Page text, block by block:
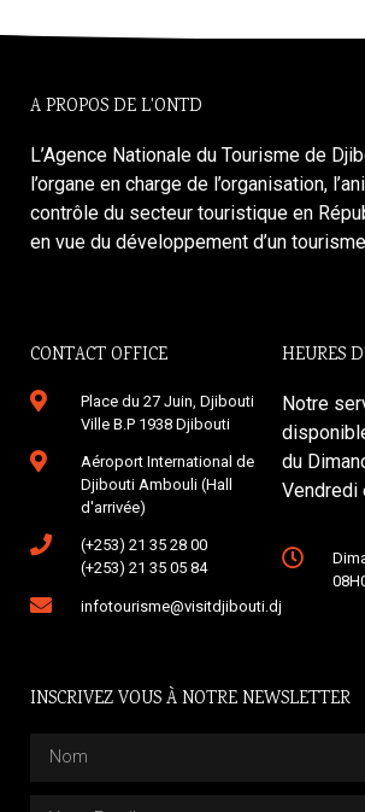
A PROPOS DE L'ONTD
L’Agence Nationale du Tourisme de
l’organe en charge de l’organisation,
contrôle du secteur touristique en
en vue du développement d’un
CONTACT OFFICE
Place du 27 Juin, Djibouti
Ville B.P 1938 Djibouti
Aéroport International de
Djibouti Ambouli (Hall
d'arrivée)
(+253) 21 35 28 00
(+253) 21 35 05 84
infotourisme@visitdjibouti.dj
HEURES
Notre
du
Vendredi
INSCRIVEZ VOUS À NOTRE NEWSLETTER